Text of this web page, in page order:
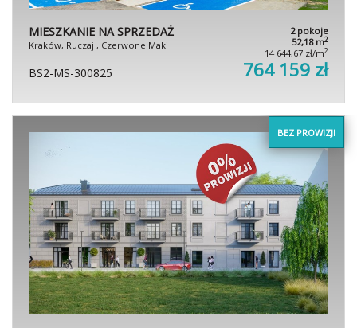
MIESZKANIE NA SPRZEDAŻ
Kraków, Ruczaj , Czerwone Maki
2 pokoje
52,18 m2
14 644,67 zł/m2
BS2-MS-300825 764 159 zł
BEZ PROWIZJI